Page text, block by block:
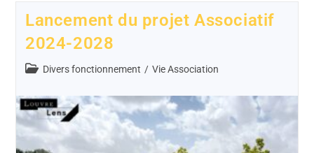
Lancement du projet Associatif
2024-2028
Divers fonctionnement / Vie Association